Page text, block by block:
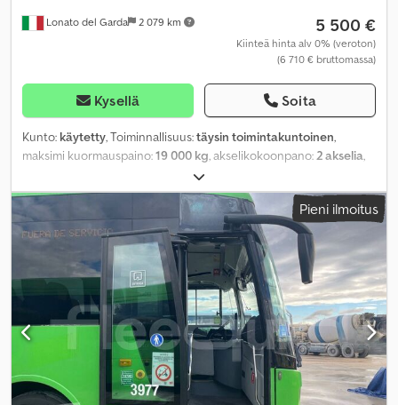
Lonato del Garda 2 079 km 5 500 €
Kiinteä hinta alv 0% (veroton)
(6 710 € bruttomassa)
Kysellä Soita
Kunto: käytetty, Toiminnallisuus:täysin toimintakuntoinen,
maksimi kuormauspaino:19 000 kg, akselikokoonpano:2 akselia,
, jousitus:
Valmistusvuosi:2004, käyttöpaino:16 040 kg, Varusteet:ABS,
Pieni ilmoitus